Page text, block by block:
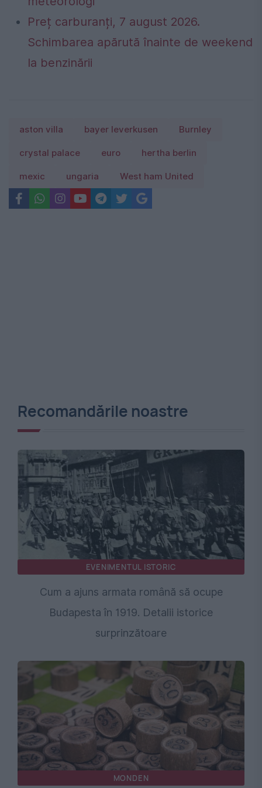
Preț carburanți, 7 august 2026.
Schimbarea apărută înainte de weekend
la benzinării
aston villa bayer leverkusen Burnley
crystal palace euro hertha berlin
mexic ungaria West ham United
Recomandările noastre
EVENIMENTUL ISTORIC
Cum a ajuns armata română să ocupe
Budapesta în 1919. Detalii istorice
surprinzătoare
MONDEN